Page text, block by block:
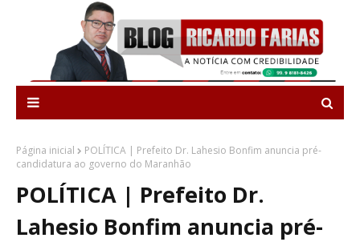
Página inicial
POLÍTICA | Prefeito Dr. Lahesio Bonfim anuncia pré-
candidatura ao governo do Maranhão
POLÍTICA | Prefeito Dr.
Lahesio Bonfim anuncia pré-